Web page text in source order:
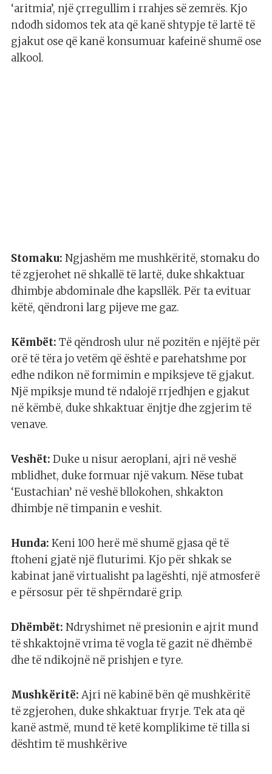
‘aritmia’, një çrregullim i rrahjes së zemrës. Kjo
ndodh sidomos tek ata që kanë shtypje të lartë të
gjakut ose që kanë konsumuar kafeinë shumë ose
alkool.
Stomaku: Ngjashëm me mushkëritë, stomaku do
të zgjerohet në shkallë të lartë, duke shkaktuar
dhimbje abdominale dhe kapsllëk. Për ta evituar
këtë, qëndroni larg pijeve me gaz.
Këmbët: Të qëndrosh ulur në pozitën e njëjtë për
orë të tëra jo vetëm që është e parehatshme por
edhe ndikon në formimin e mpiksjeve të gjakut.
Një mpiksje mund të ndalojë rrjedhjen e gjakut
në këmbë, duke shkaktuar ënjtje dhe zgjerim të
venave.
Veshët: Duke u nisur aeroplani, ajri në veshë
mblidhet, duke formuar një vakum. Nëse tubat
‘Eustachian’ në veshë bllokohen, shkakton
dhimbje në timpanin e veshit.
Hunda: Keni 100 herë më shumë gjasa që të
ftoheni gjatë një fluturimi. Kjo për shkak se
kabinat janë virtualisht pa lagështi, një atmosferë
e përsosur për të shpërndarë grip.
Dhëmbët: Ndryshimet në presionin e ajrit mund
të shkaktojnë vrima të vogla të gazit në dhëmbë
dhe të ndikojnë në prishjen e tyre.
Mushkëritë: Ajri në kabinë bën që mushkëritë
të zgjerohen, duke shkaktuar fryrje. Tek ata që
kanë astmë, mund të ketë komplikime të tilla si
dështim të mushkërive